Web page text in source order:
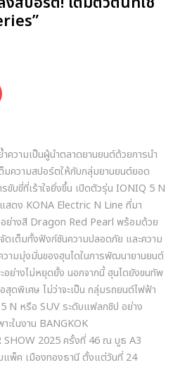
ความเป็นผู้นำตลาดยานยนต์ด้วยการนำ
มความสปอร์ตให้กับกลุ่มยานยนต์ยอด
บขี่ที่เร้าใจยิ่งขึ้น เปิดตัวรุ่น IONIQ 5 N
สดง KONA Electric N Line ที่มา
ย่างสี Dragon Red Pearl พร้อมด้วย
เต็มทั้งฟังก์ชันความปลอดภัย และความ
วามมุ่งมั่นของฮุนไดในการพัฒนายานยนต์
อย่างไม่หยุดยั้ง นอกจากนี้ ฮุนไดยังขนทัพ
ดพิเศษ ไม่ว่าจะเป็น กลุ่มรถยนต์ไฟฟ้า
N หรือ SUV ระดับแฟลกชิป อย่าง
ะในงาน BANGKOK
2025 ครั้งที่ 46 ณ บูธ A3
แพ็ค เมืองทองธานี ตั้งแต่วันที่ 24